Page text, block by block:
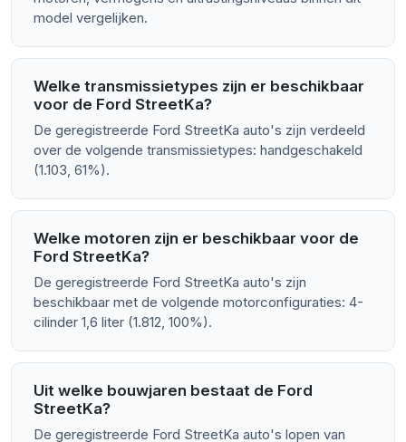
model vergelijken.
Welke transmissietypes zijn er beschikbaar
voor de Ford StreetKa?
De geregistreerde Ford StreetKa auto's zijn verdeeld
over de volgende transmissietypes: handgeschakeld
(1.103, 61%).
Welke motoren zijn er beschikbaar voor de
Ford StreetKa?
De geregistreerde Ford StreetKa auto's zijn
beschikbaar met de volgende motorconfiguraties: 4-
cilinder 1,6 liter (1.812, 100%).
Uit welke bouwjaren bestaat de Ford
StreetKa?
De geregistreerde Ford StreetKa auto's lopen van